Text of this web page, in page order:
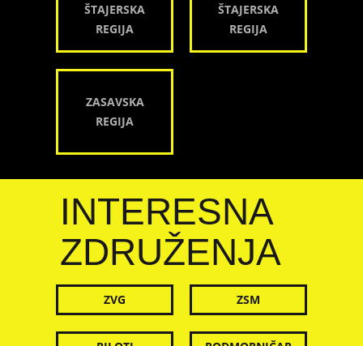
ŠTAJERSKA
REGIJA
ŠTAJERSKA
REGIJA
ZASAVSKA
REGIJA
INTERESNA
ZDRUŽENJA
ZVG ZSM